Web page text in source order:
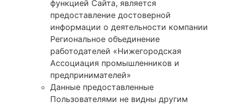
функцией Сайта, является
предоставление достоверной
информации о деятельности компании
Региональное объединение
работодателей «Нижегородская
Ассоциация промышленников и
предпринимателей»
Данные предоставленные
Пользователями не видны другим